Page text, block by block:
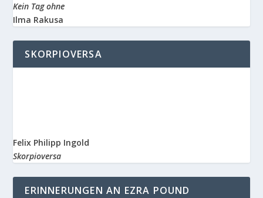
Kein Tag ohne
Ilma Rakusa
SKORPIOVERSA
Felix Philipp Ingold
Skorpioversa
ERINNERUNGEN AN EZRA POUND